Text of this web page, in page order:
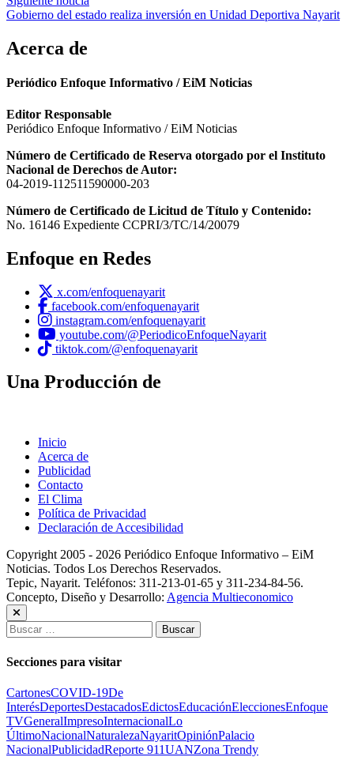
Gobierno del estado realiza inversión en Unidad Deportiva Nayarit
Acerca de
Periódico Enfoque Informativo / EiM Noticias
Editor Responsable
Periódico Enfoque Informativo / EiM Noticias
Número de Certificado de Reserva otorgado por el Instituto
Nacional de Derechos de Autor:
04-2019-112511590000-203
Número de Certificado de Licitud de Título y Contenido:
No. 16146 Expediente CCPRI/3/TC/14/20079
Enfoque en Redes
x.com/enfoquenayarit
facebook.com/enfoquenayarit
instagram.com/enfoquenayarit
youtube.com/@PeriodicoEnfoqueNayarit
tiktok.com/@enfoquenayarit
Una Producción de
Inicio
Acerca de
Publicidad
Contacto
El Clima
Política de Privacidad
Declaración de Accesibilidad
Copyright 2005 - 2026 Periódico Enfoque Informativo – EiM
Noticias. Todos Los Derechos Reservados.
Tepic, Nayarit. Teléfonos: 311-213-01-65 y 311-234-84-56.
Concepto, Diseño y Desarrollo: Agencia Multieconomico
Buscar:
Secciones para visitar
CartonesCOVID-19De
InterésDeportesDestacadosEdictosEducaciónEleccionesEnfoque
TVGeneralImpresoInternacionalLo
ÚltimoNacionalNaturalezaNayaritOpiniónPalacio
NacionalPublicidadReporte 911UANZona Trendy